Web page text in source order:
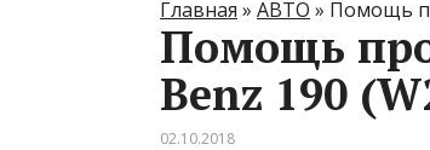
Главная » АВТО » Помощь
Помощь
Benz 190
02.10.2018